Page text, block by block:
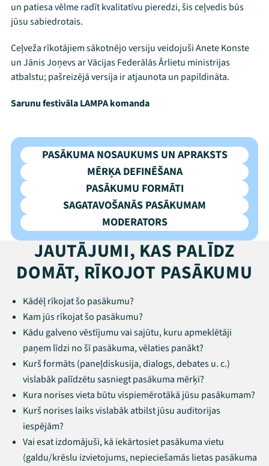
Mana programma
Festivāls
Programma
Arhīvs
Jaunumi
Ziedo
Veikals
Kontakti
ThreadsFacebookYoutube
X Instagram
Flick
un patiesa vēlme radīt kvalitatīvu pieredzi, šis ceļvedis būs
jūsu sabiedrotais.
Ceļveža rīkotājiem sākotnējo versiju veidojuši Anete Konste
un Jānis Joņevs ar Vācijas Federālās Ārlietu ministrijas
atbalstu; pašreizējā versija ir atjaunota un papildināta.
Sarunu festivāla LAMPA komanda
PASĀKUMA NOSAUKUMS UN APRAKSTS
MĒRĶA DEFINĒŠANA
PASĀKUMU FORMĀTI
SAGATAVOŠANĀS PASĀKUMAM
MODERATORS
JAUTĀJUMI, KAS PALĪDZ
DOMĀT, RĪKOJOT PASĀKUMU
Kādēļ rīkojat šo pasākumu?
Kam jūs rīkojat šo pasākumu?
Kādu galveno vēstījumu vai sajūtu, kuru apmeklētāji
paņem līdzi no šī pasākuma, vēlaties panākt?
Kurš formāts (paneļdiskusija, dialogs, debates u. c.)
vislabāk palīdzētu sasniegt pasākuma mērķi?
Kura norises vieta būtu vispiemērotākā jūsu pasākumam?
Kurš norises laiks vislabāk atbilst jūsu auditorijas
iespējām?
Vai esat izdomājuši, kā iekārtosiet pasākuma vietu
(galdu/krēslu izvietojums, nepieciešamās lietas pasākuma